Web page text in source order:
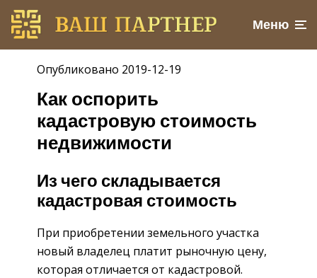
Меню
Опубликовано 2019-12-19
Как оспорить
кадастровую стоимость
недвижимости
Из чего складывается
кадастровая стоимость
При приобретении земельного участка
новый владелец платит рыночную цену,
которая отличается от кадастровой.